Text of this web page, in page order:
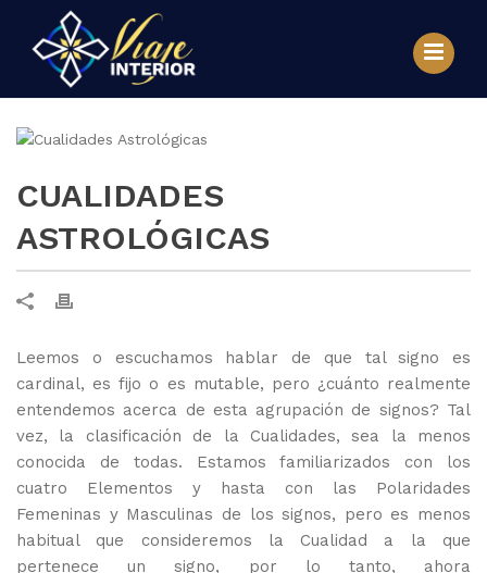
CUALIDADES
ASTROLÓGICAS
Leemos o escuchamos hablar de que tal signo es
cardinal, es fijo o es mutable, pero ¿cuánto realmente
entendemos acerca de esta agrupación de signos? Tal
vez, la clasificación de la Cualidades, sea la menos
conocida de todas. Estamos familiarizados con los
cuatro Elementos y hasta con las Polaridades
Femeninas y Masculinas de los signos, pero es menos
habitual que consideremos la Cualidad a la que
pertenece un signo, por lo tanto, ahora